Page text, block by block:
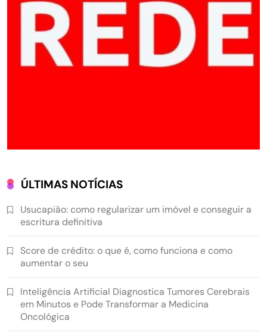
ÚLTIMAS NOTÍCIAS
Usucapião: como regularizar um imóvel e conseguir a
escritura definitiva
Score de crédito: o que é, como funciona e como
aumentar o seu
Inteligência Artificial Diagnostica Tumores Cerebrais
em Minutos e Pode Transformar a Medicina
Oncológica